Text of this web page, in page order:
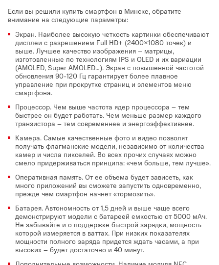
Если вы решили купить смартфон в Минске, обратите
внимание на следующие параметры:
Экран. Наиболее высокую четкость картинки обеспечивают
дисплеи с разрешением Full HD+ (2400×1080 точек) и
выше. Лучшее качество изображения – матрицы,
изготовленные по технологиям IPS и OLED и их вариации
(AMOLED, Super AMOLED…). Экран с повышенной частотой
обновления 90-120 Гц гарантирует более плавное
управление при прокрутке страниц и элементов меню
смартфона.
Процессор. Чем выше частота ядер процессора – тем
быстрее он будет работать. Чем меньше размер каждого
транзистора – тем современнее и энергоэффективнее.
Камера. Самые качественные фото и видео позволят
получать флагманские модели, независимо от количества
камер и числа пикселей. Во всех прочих случаях можно
смело придерживаться принципа: «чем больше, тем лучше».
Оперативная память. От ее объема будет зависеть, как
много приложений вы сможете запустить одновременно,
прежде чем смартфон начнет «тормозить».
Батарея. Автономность от 1,5 дней и выше чаще всего
демонстрируют модели с батареей емкостью от 5000 мАч.
Не забывайте и о поддержке быстрой зарядки, мощность
которой измеряется в ваттах. При низких показателях
мощности полного заряда придется ждать часами, а при
высоких – будет достаточно и 40 минут.